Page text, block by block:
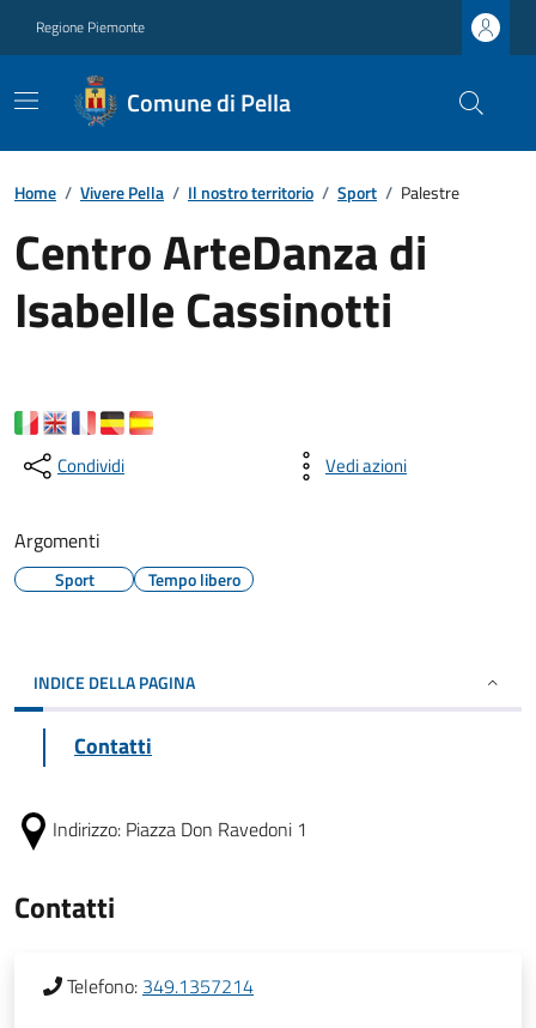
Regione Piemonte
Comune di Pella
Home / Vivere Pella / Il nostro territorio / Sport / Palestre
Centro ArteDanza di
Isabelle Cassinotti
Condividi Vedi azioni
Argomenti
Sport Tempo libero
INDICE DELLA PAGINA
Contatti
Indirizzo: Piazza Don Ravedoni 1
Contatti
Telefono: 349.1357214